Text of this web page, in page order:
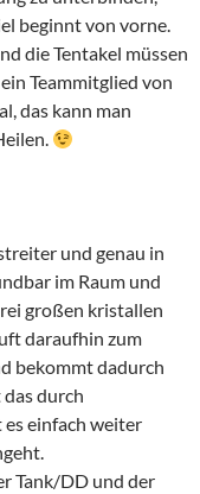
beginnt von vorne.
die Tentakel müssen
Teammitglied von
das kann man
und genau in
im Raum und
großen kristallen
daraufhin zum
bekommt dadurch
durch
einfach weiter
Tank/DD und der